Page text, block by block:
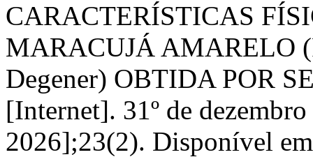
CARACTERÍSTICAS
MARACUJÁ AMARELO
Degener) OBTIDA POR
[Internet]. 31º de
2026];23(2). Disponível